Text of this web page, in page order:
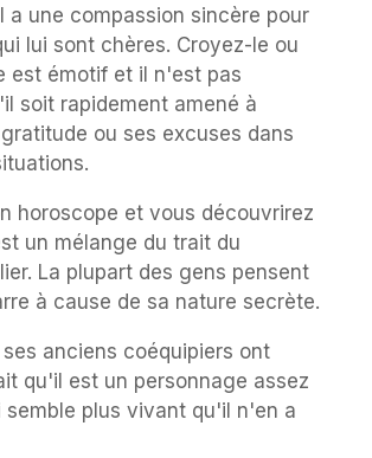
a une compassion sincère pour
lui sont chères. Croyez-le ou
est émotif et il n'est pas
soit rapidement amené à
ou ses excuses dans
horoscope et vous découvrirez
un mélange du trait du
La plupart des gens pensent
à cause de sa nature secrète.
anciens coéquipiers ont
qu'il est un personnage assez
semble plus vivant qu'il n'en a